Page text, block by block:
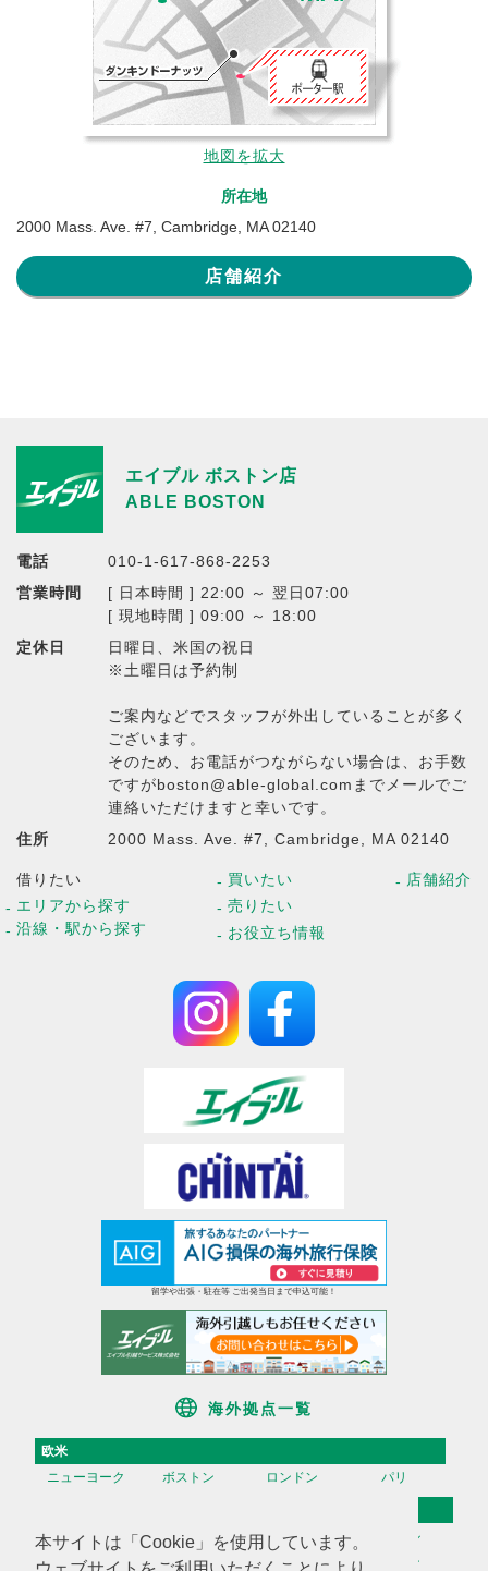
本サイトは「Cookie」を使用しています。
地図を拡大
所在地
2000 Mass. Ave. #7, Cambridge, MA 02140
店舗紹介
エイブル ボストン店
ABLE BOSTON
電話
010-1-617-868-2253
営業時間
[ 日本時間 ] 22:00 ～ 翌日07:00
[ 現地時間 ] 09:00 ～ 18:00
定休日
日曜日、米国の祝日
※土曜日は予約制
ご案内などでスタッフが外出していることが多く
ございます。
そのため、お電話がつながらない場合は、お手数
ですがboston@able-global.comまでメールでご
連絡いただけますと幸いです。
住所
2000 Mass. Ave. #7, Cambridge, MA 02140
借りたい
エリアから探す
沿線・駅から探す
買いたい
売りたい
お役立ち情報
店舗紹介
留学や出張・駐在等 ご出発当日まで申込可能！
海外拠点一覧
欧米
ニューヨーク
ボストン ロンドン パリ
香港
台湾 高雄
ソウル
天津
上海 蘇州 深セン